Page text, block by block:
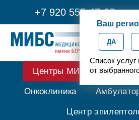
+7 920 555-47-07
Ваш
ДА
Список услуг
от
Центры МИБС
Онкоклиника
Центр